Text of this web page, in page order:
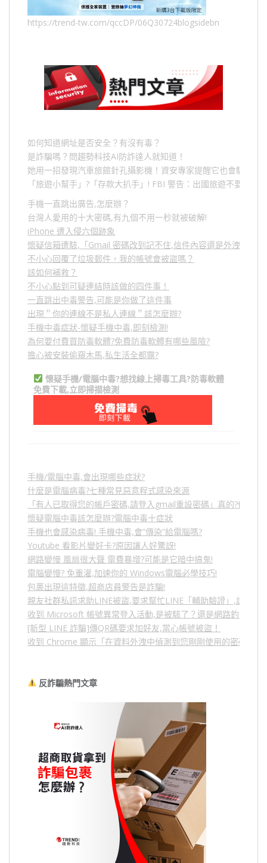
https://trend-tw.com/qccDP/06Q30724blogsidebn
如何知道網址是否安全？有沒有毒？
是詐騙嗎？問趨勢科技AI防詐達人就知道！
她用一招發現汽車旅館針孔攝影機！資安專家提醒它也會駭人成
「旅遊小幫手」 ? 「存款大扒手」 ! FBI 警告：出國旅遊不要做的
手機一直跳出廣告,怎麼辦？
台灣人愛用的十大密碼,有九個不用一秒就被破解!
iPhone 遭入侵六個跡象
懷疑信箱遭駭,「Gmail 密碼改到記不住,信件內容還是外洩？」,
不小心回覆了垃圾郵件，我的帳號會被盜嗎？
該如何補救？
不小心點到可疑連結時該做的四件事！
一直跳出中毒警告,可能是你做了這件事
出現＂你的連線不是私人連線＂該怎麼辦?
手機中毒症狀-懷疑手機中毒,即刻檢測!
為何要付費買防毒軟體?免費防毒軟體有哪些風險?
擔心被安裝偷窺木馬,私生活全都露?
懷疑手機/電腦中毒?想找線上掃毒工具?防毒軟體
免費下載,立即掃描檢測
手機/電腦中毒,會出現哪些症狀?
什麼是電腦病毒?七種常見惡意程式感染來源
「有人已取得您的帳戶密碼,請登入gmail重設密碼」真的?假的?5
懷疑電腦中毒該怎麼辦?電腦中毒十症狀
手機也會感染病毒! 手機中毒,會”傳染”給電腦嗎?
Youtube 看影片變好卡?原因讓人好驚訝!
網路變慢 風扇很大聲 電費暴增?可能是它暗中搞鬼!
電腦變慢? 免重灌,加速你的 Windows電腦必學技巧!
包裹出現這特徵,超商店員警告是詐騙!
親友社群私訊求助LINE被盜,要求幫忙LINE「輔助驗證」,詐騙
收到 Microsoft 帳號異常登入活動,是被駭了？還是網路釣魚？
[新型 LINE 詐騙]傳QR碼要求加好友,當心帳號被盜！
收到 Chrome 顯示「在資料外洩中偵測到您剛剛使用的密碼」
反詐騙熱門文章